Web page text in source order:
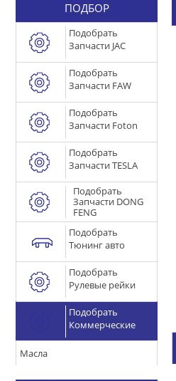
ПОДБОР
Подобрать
Запчасти JAC
Подобрать
Запчасти FAW
Подобрать
Запчасти Foton
Подобрать
Запчасти TESLA
Подобрать
Запчасти DONG
FENG
Подобрать
Тюнинг авто
Подобрать
Рулевые рейки
Подобрать
Коммерческие
Масла